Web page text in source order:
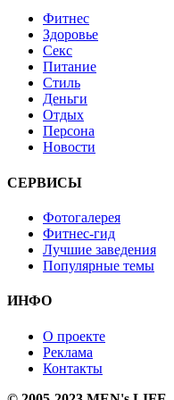
Фитнес
Здоровье
Секс
Питание
Стиль
Деньги
Отдых
Персона
Новости
СЕРВИСЫ
Фотогалерея
Фитнес-гид
Лучшие заведения
Популярные темы
ИНФО
О проекте
Реклама
Контакты